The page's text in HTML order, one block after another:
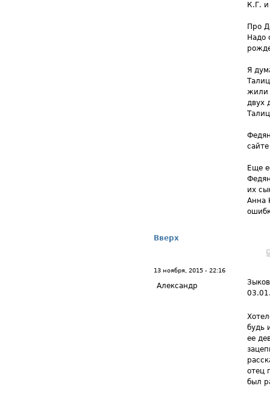
К.Г.
Про
Надо
Я
жили
двух
Еще
их
Анна
Вверх
13 ноября, 2015 - 22:16
Александр
будь
ее
отец
был